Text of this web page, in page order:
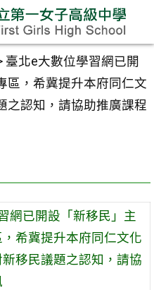
臺北e大數位學習網已開
區，希冀提升本府同仁文
之認知，請協助推廣課程
網已開設「新移民」主
希冀提升本府同仁文化
移民議題之認知，請協